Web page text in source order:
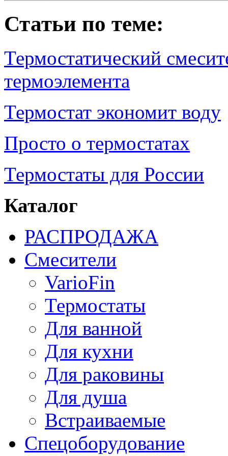
Статьи по теме:
Термостатический
термоэлемента
Термостат экономит воду
Просто о термостатах
Термостаты для России
Каталог
РАСПРОДАЖА
Смесители
VarioFin
Термостаты
Для ванной
Для кухни
Для раковины
Для душа
Встраиваемые
Спецоборудование